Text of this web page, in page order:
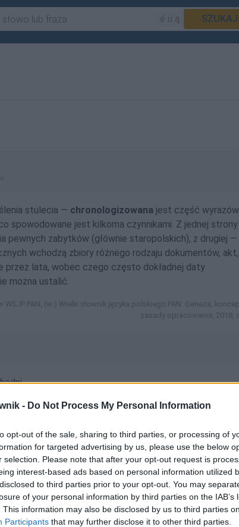
- Do Not Process My Personal Information
opt-out of the sale, sharing to third parties, or processing of
for targeted advertising by us, please use the below
selection. Please note that after your opt-out request is
interest-based ads based on personal information utilized
to third parties prior to your opt-out. You may
of your personal information by third parties on the IAB’s
This information may also be disclosed by us to third parties
Participants that may further disclose it to other third parties.
SZUKAJ
stulecia — chronologizowana jest część wyrazów
spowodowane jest kilkoma czynnikami. Z jednej strony
pewnych zabytków (głównie staropolskich), z drugiej —
wchodzą zbiory różnego rodzaju dokumentów, akt,
przez lata, wobec czego często dokładnej daty
można ustalić.
PAN, (w:) Wielki słownik języka polskiego PAN. Geneza,
zasady opracowania, 2018,
chronologizowałaby;
chronologizowałaś; chronologizowałby;
chronologizowałem |pokaż wszystkie formy